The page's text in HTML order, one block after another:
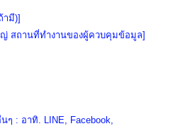
ามี)]
สถานที่ทำงานของผู้ควบคุมข้อมูล]
ๆ : อาทิ. LINE, Facebook,